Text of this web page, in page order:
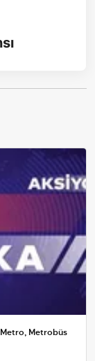
Metrobüs